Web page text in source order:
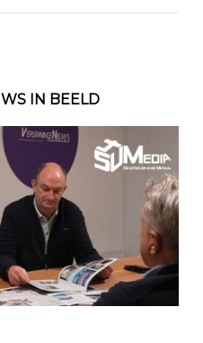
IN BEELD